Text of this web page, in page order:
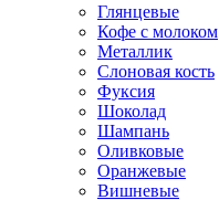
Глянцевые
Кофе с молоком
Металлик
Слоновая кость
Фуксия
Шоколад
Шампань
Оливковые
Оранжевые
Вишневые